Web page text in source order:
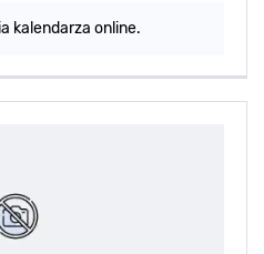
kalendarza online.